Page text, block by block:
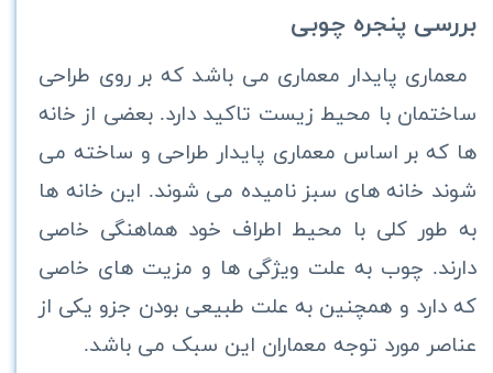
بررسی پنجره چوبی
معماری پایدار معماری می باشد که بر روی طراحی
ساختمان با محیط زیست تاکید دارد. بعضی از خانه
ها که بر اساس معماری پایدار طراحی و ساخته می
شوند خانه های سبز نامیده می شوند. این خانه ها
به طور کلی با محیط اطراف خود هماهنگی خاصی
دارند. چوب به علت ویژگی ها و مزیت های خاصی
که دارد و همچنین به علت طبیعی بودن جزو یکی از
عناصر مورد توجه معماران این سبک می باشد.